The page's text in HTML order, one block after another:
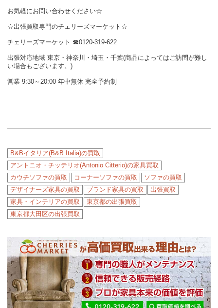
お気軽にお問い合わせください☆
☆出張買取専門のチェリーズマーケット☆
チェリーズマーケット ☎︎0120-319-622
出張対応地域 東京・神奈川・埼玉・千葉(商品によってはご訪問が難し
い場合もございます。)
営業 9:30～20:00 年中無休 完全予約制
B&Bイタリア(B&B Italia)の買取
アントニオ・チッテリオ(Antonio Citterio)の家具買取
カウチソファの買取
コーナーソファの買取
ソファの買取
デザイナーズ家具の買取
ブランド家具の買取
出張買取
家具・インテリアの買取
東京都の出張買取
東京都大田区の出張買取